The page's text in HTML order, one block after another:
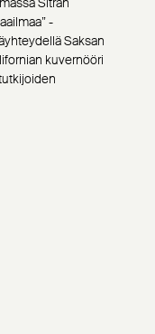
-
Saksan
kuvernööri